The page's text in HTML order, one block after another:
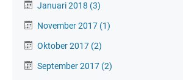
Januari 2018 (3)
November 2017 (1)
Oktober 2017 (2)
September 2017 (2)